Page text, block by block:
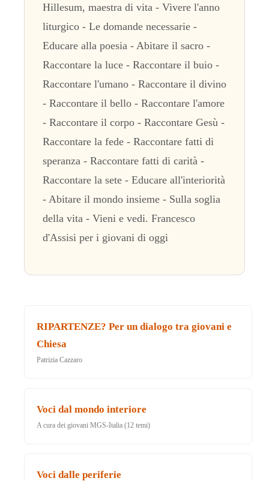
Hillesum, maestra di vita - Vivere l'anno
liturgico - Le domande necessarie -
Educare alla poesia - Abitare il sacro -
Raccontare la luce - Raccontare il buio -
Raccontare l'umano - Raccontare il divino
- Raccontare il bello - Raccontare l'amore
- Raccontare il corpo - Raccontare Gesù -
Raccontare la fede - Raccontare fatti di
speranza - Raccontare fatti di carità -
Raccontare la sete - Educare all'interiorità
- Abitare il mondo insieme - Sulla soglia
della vita - Vieni e vedi. Francesco
d'Assisi per i giovani di oggi
RIPARTENZE? Per un dialogo tra giovani e
Chiesa
Patrizia Cazzaro
Voci dal mondo interiore
A cura dei giovani MGS-Italia (12 temi)
Voci dalle periferie